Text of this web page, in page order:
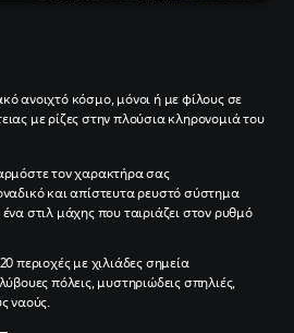
ανοιχτό κόσμο, μόνοι ή με φίλους σε
με ρίζες στην πλούσια κληρονομιά του
τον χαρακτήρα σας
και απίστευτα ρευστό σύστημα
στιλ μάχης που ταιριάζει στον ρυθμό
περιοχές με χιλιάδες σημεία
πόλεις, μυστηριώδεις σπηλιές,
ναούς.